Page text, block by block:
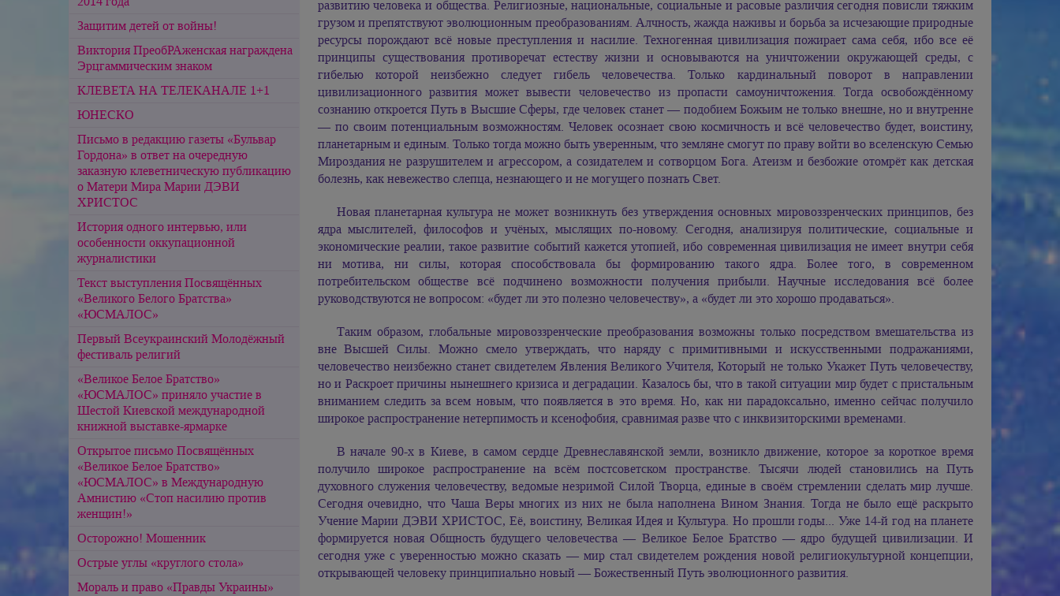
Защитим детей от войны!
Виктория ПреобРАженская награждена
Эрцгаммическим знаком
КЛЕВЕТА НА ТЕЛЕКАНАЛЕ 1+1
ЮНЕСКО
Письмо в редакцию газеты «Бульвар
Гордона» в ответ на очередную
заказную клеветническую публикацию
о Матери Мира Марии ДЭВИ
ХРИСТОС
История одного интервью, или
особенности оккупационной
журналистики
Текст выступления Посвящённых
«Великого Белого Братства»
«ЮСМАЛОС»
Первый Всеукраинский Молодёжный
фестиваль религий
«Великое Белое Братство»
«ЮСМАЛОС» приняло участие в
Шестой Киевской международной
книжной выставке-ярмарке
Открытое письмо Посвящённых
«Великое Белое Братство»
«ЮСМАЛОС» в Международную
Амнистию «Стоп насилию против
женщин!»
Осторожно! Мошенник
Острые углы «круглого стола»
Мораль и право «Правды Украины»
развитию человека и общества. Религиозные, национальные, социальные и расовые различия сегодня повисли тяжким
грузом и препятствуют эволюционным преобразованиям. Алчность, жажда наживы и борьба за исчезающие природные
ресурсы порождают всё новые преступления и насилие. Техногенная цивилизация пожирает сама себя, ибо все её
принципы существования противоречат естеству жизни и основываются на уничтожении окружающей среды, с
гибелью которой неизбежно следует гибель человечества. Только кардинальный поворот в направлении
цивилизационного развития может вывести человечество из пропасти самоуничтожения. Тогда освобождённому
сознанию откроется Путь в Высшие Сферы, где человек станет — подобием Божьим не только внешне, но и внутренне
— по своим потенциальным возможностям. Человек осознает свою космичность и всё человечество будет, воистину,
планетарным и единым. Только тогда можно быть уверенным, что земляне смогут по праву войти во вселенскую Семью
Мироздания не разрушителем и агрессором, а созидателем и сотворцом Бога. Атеизм и безбожие отомрёт как детская
болезнь, как невежество слепца, незнающего и не могущего познать Свет.
Новая планетарная культура не может возникнуть без утверждения основных мировоззренческих принципов, без
ядра мыслителей, философов и учёных, мыслящих по-новому. Сегодня, анализируя политические, социальные и
экономические реалии, такое развитие событий кажется утопией, ибо современная цивилизация не имеет внутри себя
ни мотива, ни силы, которая способствовала бы формированию такого ядра. Более того, в современном
потребительском обществе всё подчинено возможности получения прибыли. Научные исследования всё более
руководствуются не вопросом: «будет ли это полезно человечеству», а «будет ли это хорошо продаваться».
Таким образом, глобальные мировоззренческие преобразования возможны только посредством вмешательства из
вне Высшей Силы. Можно смело утверждать, что наряду с примитивными и искусственными подражаниями,
человечество неизбежно станет свидетелем Явления Великого Учителя, Который не только Укажет Путь человечеству,
но и Раскроет причины нынешнего кризиса и деградации. Казалось бы, что в такой ситуации мир будет с пристальным
вниманием следить за всем новым, что появляется в это время. Но, как ни парадоксально, именно сейчас получило
широкое распространение нетерпимость и ксенофобия, сравнимая разве что с инквизиторскими временами.
В начале 90-х в Киеве, в самом сердце Древнеславянской земли, возникло движение, которое за короткое время
получило широкое распространение на всём постсоветском пространстве. Тысячи людей становились на Путь
духовного служения человечеству, ведомые незримой Силой Творца, единые в своём стремлении сделать мир лучше.
Сегодня очевидно, что Чаша Веры многих из них не была наполнена Вином Знания. Тогда не было ещё раскрыто
УчениеМарии ДЭВИ ХРИСТОС, Её, воистину, Великая Идея и Культура. Но прошли годы... Уже 14-й год на планете
формируется новая Общность будущего человечества — Великое Белое Братство — ядро будущей цивилизации. И
сегодня уже с уверенностью можно сказать — мир стал свидетелем рождения новой религиокультурной концепции,
открывающей человеку принципиально новый — Божественный Путь эволюционного развития.